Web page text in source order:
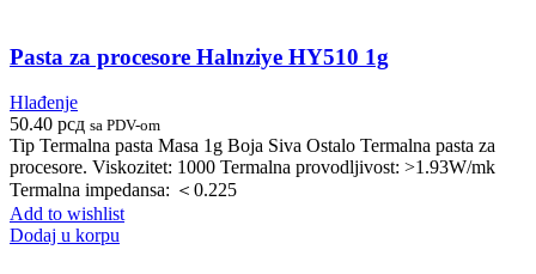
Pasta za procesore Halnziye HY510 1g
Hlađenje
50.40 рсд sa PDV-om
Tip Termalna pasta Masa 1g Boja Siva Ostalo Termalna pasta za
procesore. Viskozitet: 1000 Termalna provodljivost: >1.93W/mk
Termalna impedansa: ＜0.225
Add to wishlist
Dodaj u korpu